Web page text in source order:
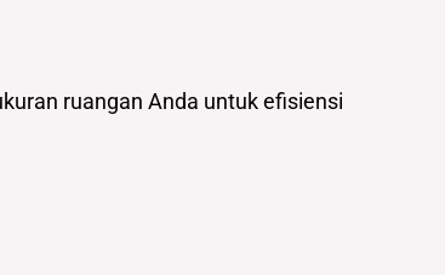
ruangan Anda untuk efisiensi